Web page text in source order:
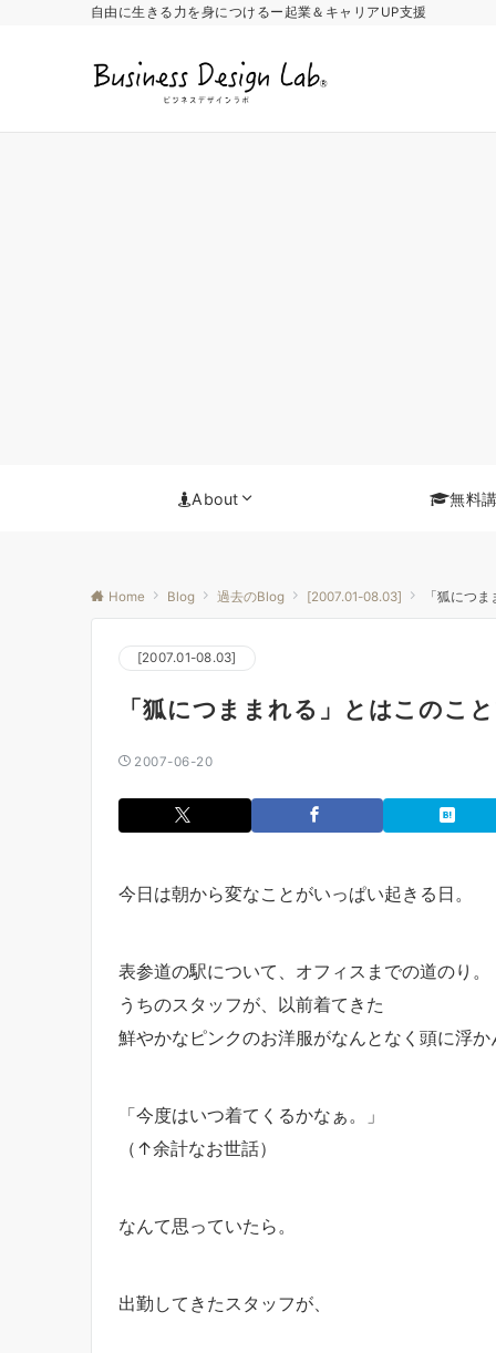
自由に生きる力を身につけるー起業＆キャリアUP支援
About 無料
Home Blog 過去のBlog [2007.01-08.03] 「狐につ
[2007.01-08.03]
「狐につままれる」とはこのこ
2007-06-20
今日は朝から変なことがいっぱい起きる日。
表参道の駅について、オフィスまでの道のり。
うちのスタッフが、以前着てきた
鮮やかなピンクのお洋服がなんとなく頭に浮か
「今度はいつ着てくるかなぁ。」
（↑余計なお世話）
なんて思っていたら。
出勤してきたスタッフが、